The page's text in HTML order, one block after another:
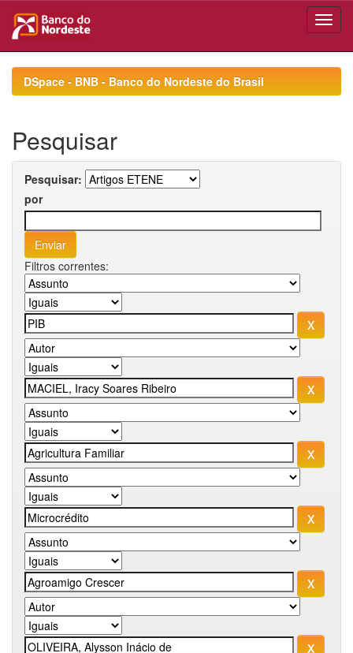
navigationDSpace - BNB - Banco do Nordeste do Brasil
Pesquisar
Pesquisar:
por
Filtros correntes: